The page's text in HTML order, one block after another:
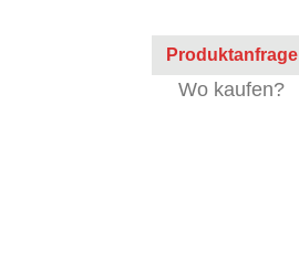
Produktanfrage
Wo kaufen?